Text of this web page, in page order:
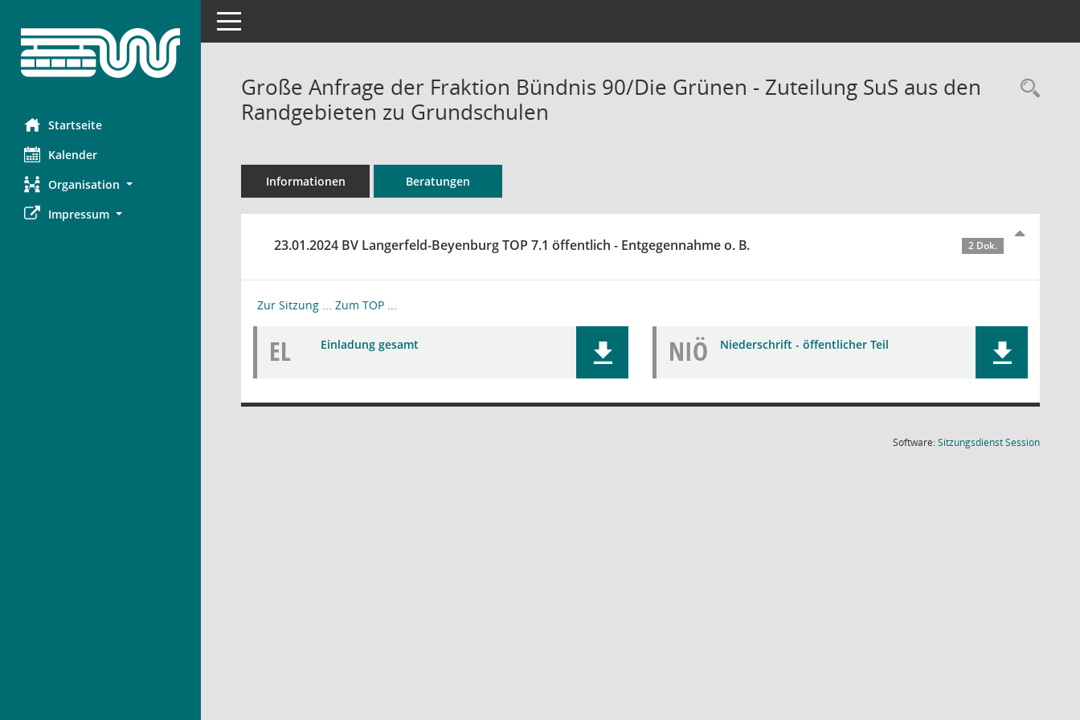
Startseite
Kalender
Organisation
Impressum
Toggle navigation
Große Anfrage der Fraktion Bündnis 90/Die Grünen - Zuteilung SuS aus den
Randgebieten zu Grundschulen
Informationen Beratungen
23.01.2024 BV Langerfeld-Beyenburg TOP 7.1 öffentlich - Entgegennahme o. B. 2 Dok.
Zur Sitzung ... Zum TOP ...
EL Einladung gesamt NIÖ Niederschrift - öffentlicher Teil
Software:SitzungsdienstSession(Wird in